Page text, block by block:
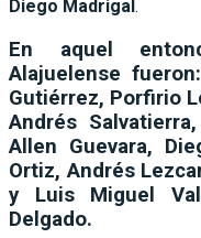
En aquel
Alajuelense fueron:
Gutiérrez, Porfirio
Andrés Salvatierra
Allen Guevara,
Ortiz,Andrés
yLuis Miguel
Delgado.
Los únicos futbolistas